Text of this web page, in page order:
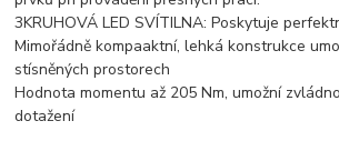
3KRUHOVÁ LED SVÍTILNA: Poskytuje
Mimořádně kompaaktní, lehká konstrukce
stísněných prostorech
Hodnota momentu až 205 Nm, umožní
dotažení